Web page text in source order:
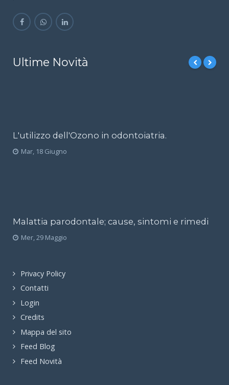
Ultime Novità
L'utilizzo dell'Ozono in odontoiatria.
Mar, 18 Giugno
Malattia parodontale; cause, sintomi e rimedi
Mer, 29 Maggio
Privacy Policy
Contatti
Login
Credits
Mappa del sito
Feed Blog
Feed Novità